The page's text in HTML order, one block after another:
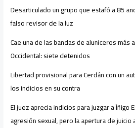
Desarticulado un grupo que estafó a 85
falso revisor de la luz
Cae una de las bandas de aluniceros más
Occidental: siete detenidos
Libertad provisional para Cerdán con un
los indicios en su contra
El juez aprecia indicios para juzgar a Íñigo
agresión sexual, pero la apertura de